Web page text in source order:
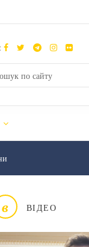
в ВІДЕО